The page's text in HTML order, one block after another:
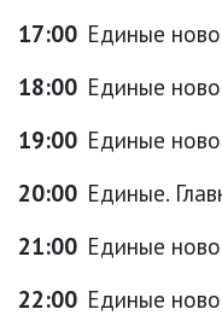
17:00 Единые
18:00 Единые
19:00 Единые
20:00 Единые.
21:00 Единые
22:00 Единые